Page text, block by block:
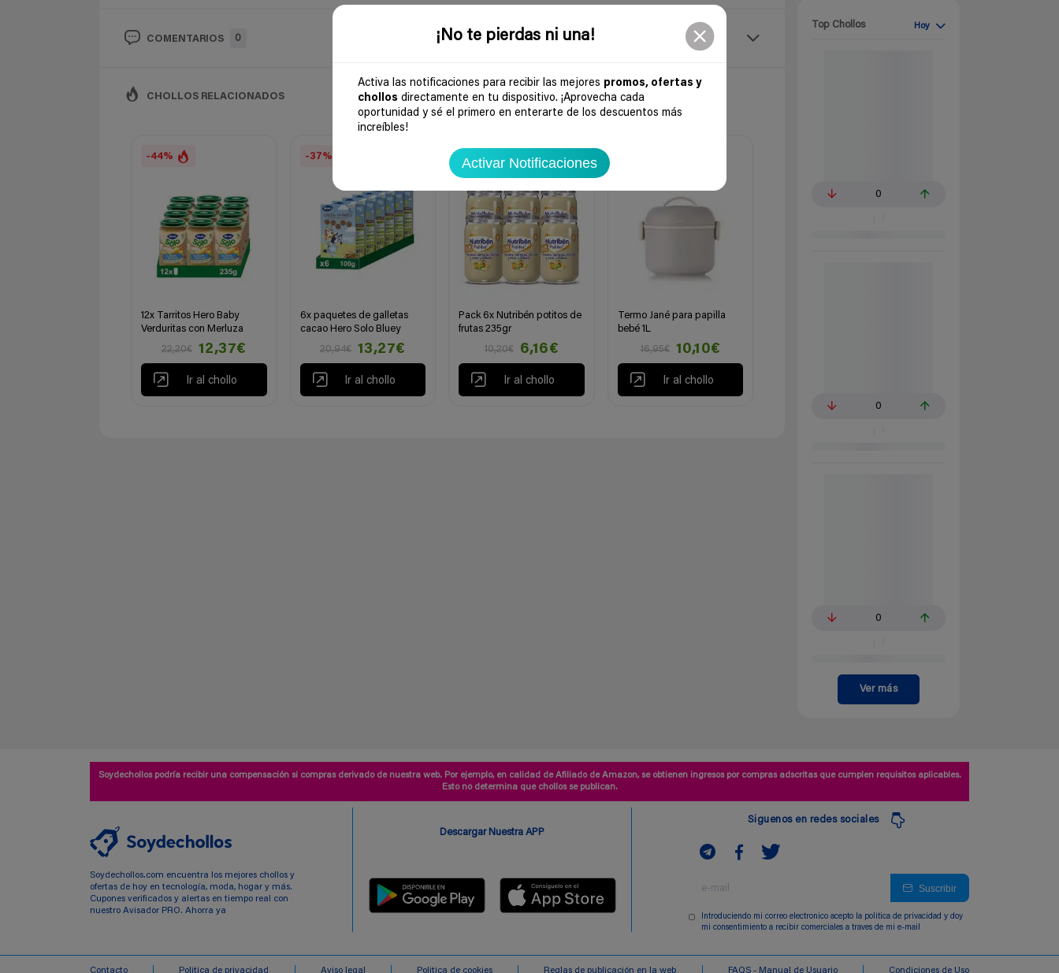
¡No te pierdas ni una!
Activa las notificaciones para recibir las mejores promos, ofertas y
chollos directamente en tu dispositivo. ¡Aprovecha cada
oportunidad y sé el primero en enterarte de los descuentos más
increíbles!
Activar Notificaciones
COMENTARIOS 0
CHOLLOS RELACIONADOS
-44%
12x Tarritos Hero Baby
Verduritas con Merluza
22,20€
12,37€
Ir al chollo
-37%
6x paquetes de galletas
cacao Hero Solo Bluey
20,94€
13,27€
Ir al chollo
-40%
Pack 6x Nutribén potitos de
frutas 235gr
10,20€
6,16€
Ir al chollo
Termo Jané para papilla
bebé 1L
16,95€
10,10€
Ir al chollo
Top Chollos Hoy
0
0
0
Ver más
Soydechollos podría recibir una compensación si compras derivado de nuestra web. Por ejemplo, en calidad de Afiliado de Amazon, se obtienen ingresos por compras adscritas que cumplen requisitos aplicables.
Esto no determina que chollos se publican.
Soydechollos.com encuentra los mejores chollos y
ofertas de hoy en tecnología, moda, hogar y más.
Cupones verificados y alertas en tiempo real con
nuestro Avisador PRO. Ahorra ya
Descargar Nuestra APP
Siguenos en redes sociales
Suscribir
Introduciendo mi correo electronico acepto la politica de privacidad y doy
mi consentimiento a recibir comerciales a traves de mi e-mail
Contacto Politica de privacidad Aviso legal Politica de cookies Reglas de publicación en la web FAQS - Manual de Usuario Condiciones de Uso